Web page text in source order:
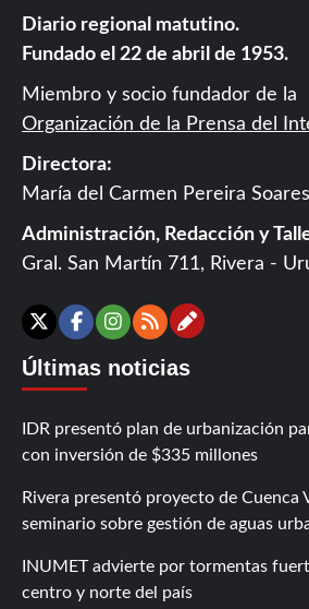
Diario regional matutino.
Fundado el 22 de abril de 1953.
Miembro y socio fundador de la
Organización de la Prensa del
Directora:
María del Carmen Pereira
Administración, Redacción y
Gral. San Martín 711, Rivera -
X Facebook
Instagram
RSS
Últimas noticias
IDR presentó plan de urbanización
con inversión de $335 millones
Rivera presentó proyecto de Cuenca
seminario sobre gestión de aguas
INUMET advierte por tormentas
centro y norte del país